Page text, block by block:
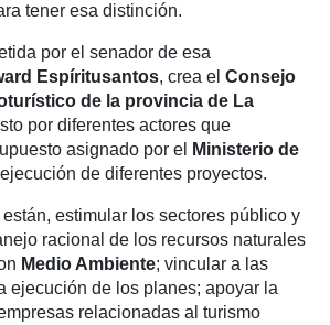
tener esa distinción.
por el senador de esa
Espíritusantos, crea el Consejo
de la provincia de La
por diferentes actores que
asignado por el
Ministerio de
de diferentes proyectos.
estimular los sectores público y
racional de los recursos naturales
Medio Ambiente; vincular a las
ejecución de los planes; apoyar la
relacionadas al turismo